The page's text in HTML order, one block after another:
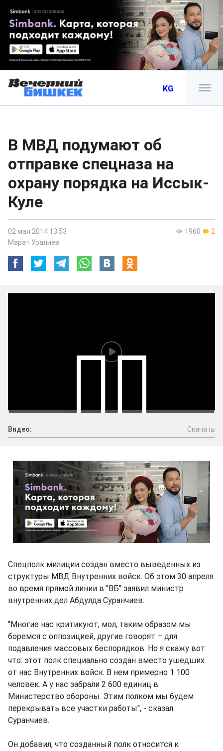
KG
В МВД подумают об
отправке спецназа на
охрану порядка на Иссык-
Куле
1960 2
02 мая 2014 13:53
Марат Уралиев
Видео: Скачать
Спецполк милиции создан вместо выведенных из
структуры МВД Внутренних войск. Об этом 30 апреля
во время прямой линии в "ВБ" заявил министр
внутренних дел Абдулда Суранчиев.
"Многие нас критикуют, мол, таким образом мы
боремся с оппозицией, другие говорят – для
подавления массовых беспорядков. Но я скажу вот
что: этот полк специально создан вместо ушедших
от нас Внутренних войск. В нем примерно 1 100
человек. А у нас забрали 2 600 единиц в
Министерство обороны. Этим полком мы будем
перекрывать все участки работы", - сказал
Суранчиев.
Он добавил, что созданный полк относится к